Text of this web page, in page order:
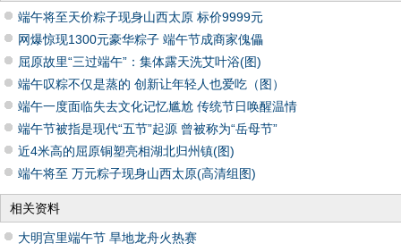
端午将至天价粽子现身山西太原 标价9999元
网爆惊现1300元豪华粽子 端午节成商家傀儡
屈原故里“三过端午”：集体露天洗艾叶浴(图)
端午叹粽不仅是蒸的 创新让年轻人也爱吃（图）
端午一度面临失去文化记忆尴尬 传统节日唤醒温情
端午节被指是现代“五节”起源 曾被称为“岳母节”
近4米高的屈原铜塑亮相湖北归州镇(图)
端午将至 万元粽子现身山西太原(高清组图)
相关资料
大明宫里端午节 旱地龙舟火热赛